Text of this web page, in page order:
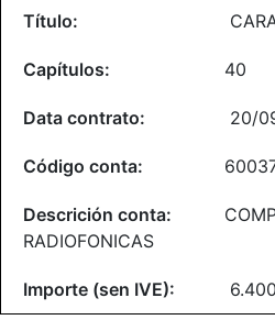
40
20/
RADIOFONICAS